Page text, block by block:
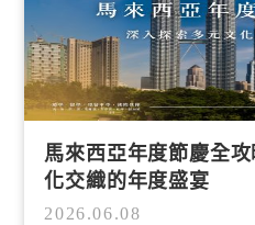
馬來西亞年度節慶全
化交織的年度盛宴
2026.06.08